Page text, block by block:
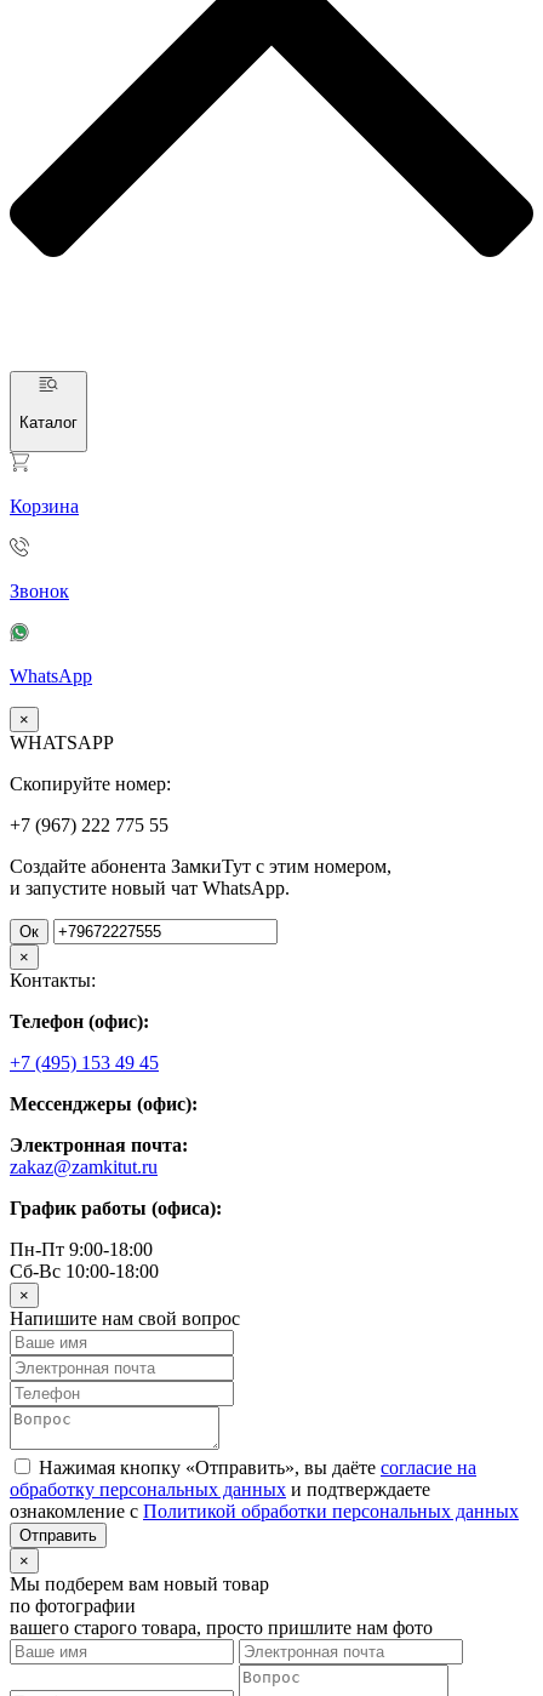
Каталог
Корзина
Звонок
WhatsApp
×
WHATSAPP
Скопируйте номер:
+7 (967) 222 775 55
Создайте абонента ЗамкиТут с этим номером,
и запустите новый чат WhatsApp.
Ок
×
Контакты:
Телефон (офис):
+7 (495) 153 49 45
Мессенджеры (офис):
Электронная почта:
zakaz@zamkitut.ru
График работы (офиса):
Пн-Пт 9:00-18:00
Сб-Вс 10:00-18:00
×
Напишите нам свой вопрос
Нажимая кнопку «Отправить», вы даёте согласие на
обработку персональных данных и подтверждаете
ознакомление с Политикой обработки персональных данных
×
Мы подберем вам новый товар
по фотографии
вашего старого товара, просто пришлите нам фото